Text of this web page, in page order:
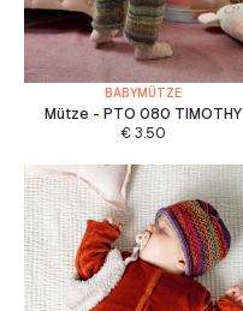
BABYMÜTZE
Mütze - PTO 080 TIMOTHY
€3.50